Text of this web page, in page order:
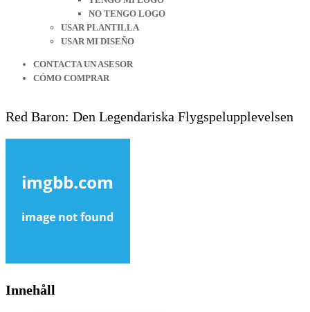
NO TENGO LOGO
USAR PLANTILLA
USAR MI DISEÑO
CONTACTA UN ASESOR
CÓMO COMPRAR
Red Baron: Den Legendariska Flygspelupplevelsen
Innehåll